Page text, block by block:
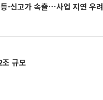
·신고가 속출…사업 지연 우려
규모